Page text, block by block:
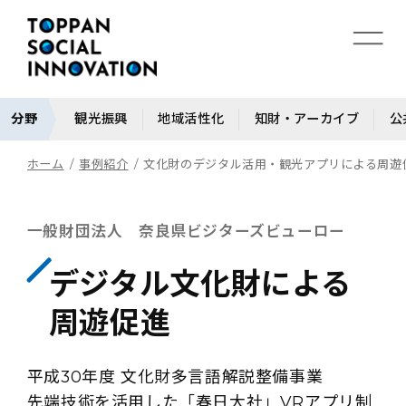
分野 観光振興 地域活性化 知財・アーカイブ
ホーム 事例紹介 文化財のデジタル活用・観光アプリによる周遊
一般財団法人 奈良県ビジターズビューロー
デジタル文化財による
周遊促進
平成30年度 文化財多言語解説整備事業
先端技術を活用した「春日大社」VRアプリ制